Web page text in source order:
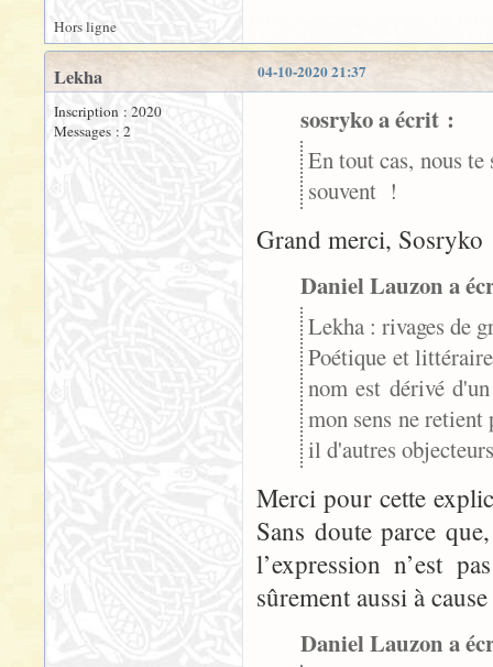
Hors ligne
04-10-2020 21:37
Lekha
Inscription : 2020
Messages : 2
sosryko a écrit :
En tout cas, nous
souvent !
Grand merci, Sosryko
Daniel Lauzon a
Lekha : rivages de
Poétique et
nom est dérivé
mon sens ne
il d'autres
Merci pour cette
Sans doute parce
l’expression n’est
sûrement aussi à
Daniel Lauzon a